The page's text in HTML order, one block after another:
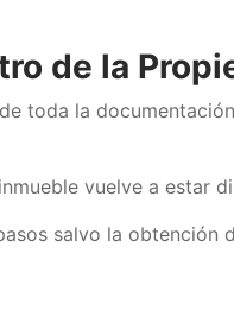
de la
toda la
vuelve a estar
salvo la obtención